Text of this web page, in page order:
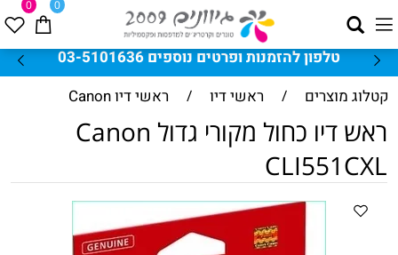
טלפון להזמנות ופרטים נוספים 03-5101636
0 0
קטלוג מוצרים / ראשי דיו / ראשי דיו Canon
ראש דיו כחול מקורי גדול Canon
CLI551CXL